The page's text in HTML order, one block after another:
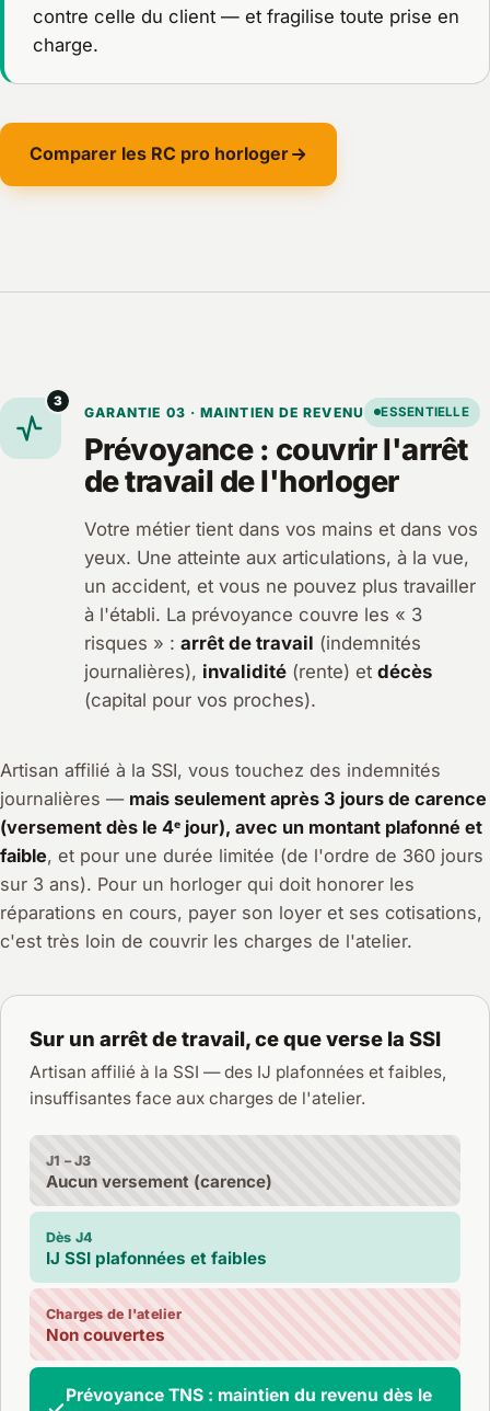
contre celle du client — et fragilise toute prise en
charge.
Comparer les RC pro horloger
3
GARANTIE 03 · MAINTIEN DE REVENU ESSENTIELLE
Prévoyance : couvrir l'arrêt
de travail de l'horloger
Votre métier tient dans vos mains et dans vos
yeux. Une atteinte aux articulations, à la vue,
un accident, et vous ne pouvez plus travailler
à l'établi. La prévoyance couvre les « 3
risques » : arrêt de travail (indemnités
journalières), invalidité(rente) et décès
(capital pour vos proches).
Artisan affilié à la SSI, vous touchez des indemnités
journalières — mais seulement après 3 jours de carence
(versement dès le 4ᵉ jour), avec un montant plafonné et
faible, et pour une durée limitée (de l'ordre de 360 jours
sur 3 ans). Pour un horloger qui doit honorer les
réparations en cours, payer son loyer et ses cotisations,
c'est très loin de couvrir les charges de l'atelier.
Sur un arrêt de travail, ce que verse la SSI
Artisan affilié à la SSI — des IJ plafonnées et faibles,
insuffisantes face aux charges de l'atelier.
J1 – J3
Aucun versement (carence)
Dès J4
IJ SSI plafonnées et faibles
Charges de l'atelier
Non couvertes
Prévoyance TNS : maintien du revenu dès le